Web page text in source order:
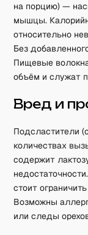
на порцию) —
мышцы.
относительно
Без
Пищевые
объём и служат
Вред и
Подсластители
количествах
содержит
стоит
Возможны
или следы